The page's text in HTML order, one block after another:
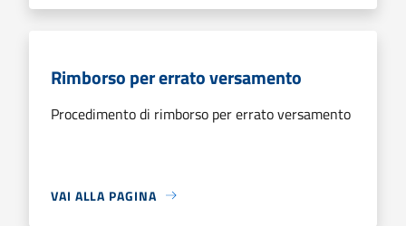
Rimborso per errato versamento
Procedimento di rimborso per errato versamento
VAI ALLA PAGINA